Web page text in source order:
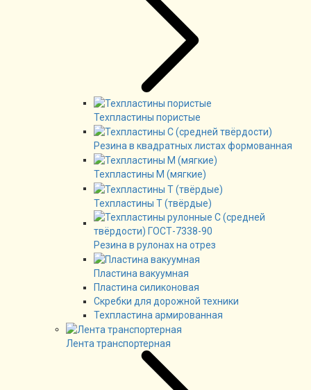
Техпластины пористые
Резина в квадратных листах формованная
Техпластины М (мягкие)
Техпластины Т (твёрдые)
Резина в рулонах на отрез
Пластина вакуумная
Пластина силиконовая
Скребки для дорожной техники
Техпластина армированная
Лента транспортерная